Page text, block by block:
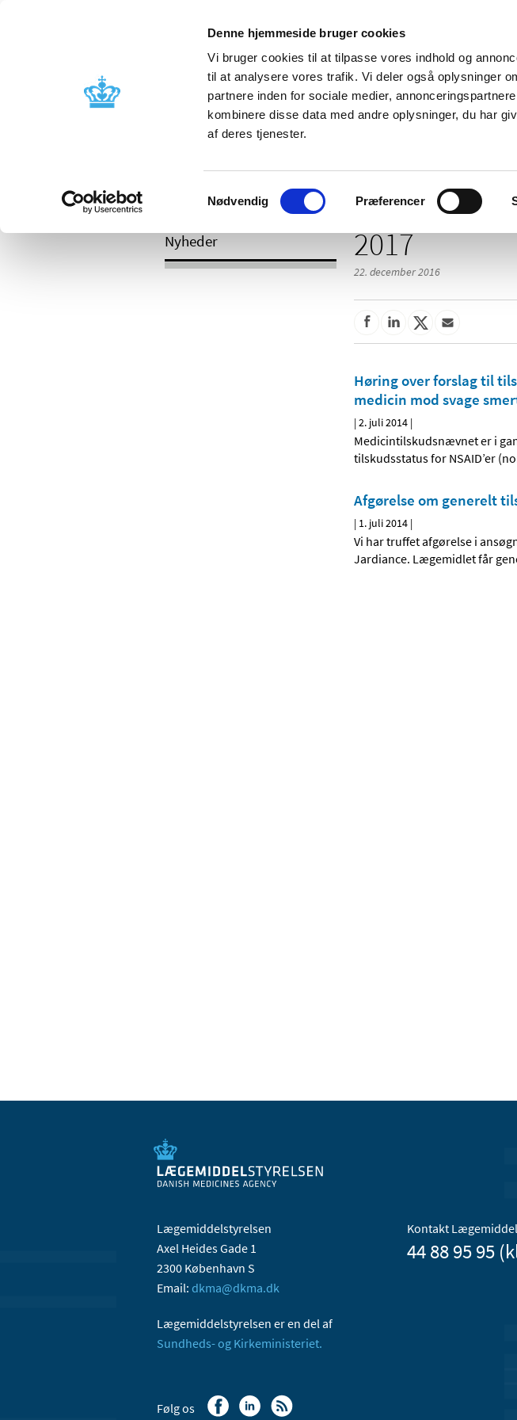
Denne hjemmeside bruger cookies
Vi bruger cookies til at tilpasse vores indhold og
til at analysere vores trafik. Vi deler også oplysninger
partnere inden for sociale medier,
kombinere disse data med andre oplysninger, du har
af deres tjenester.
Samtykkevalg
Nødvendig Præferencer
Godkendelse og
Bivirkninger og
produktinformation
Tilskud og
/ 2017
Nyheder 2017
22. december 2016
Høring over forslag til
medicin mod svage
|2. juli 2014 |
Medicintilskudsnævnet er i
tilskudsstatus for NSAID’er
Afgørelse om generelt
| 1. juli 2014 |
Vi har truffet afgørelse i
Jardiance. Lægemidlet får
Lægemiddelstyrelsen
Axel Heides Gade 1
2300 København S
Email: dkma@dkma.dk
Lægemiddelstyrelsen er en del af
Sundheds- og Kirkeministeriet.
Kontakt
44 88 95 95
Følg os